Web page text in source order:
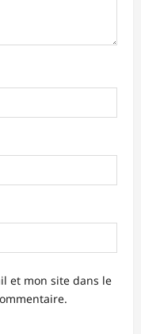
et mon site dans le